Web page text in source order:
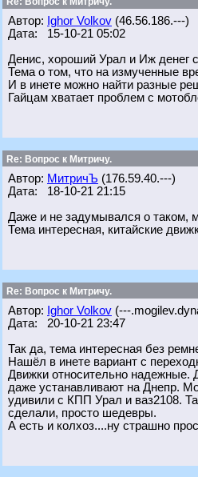
Автор: Ighor Volkov (46.56.186.---)
Дата: 15-10-21 05:02
Денис, хороший Урал и Иж денег
Тема о том, что на измученные
И в инете можно найти разные
Гайцам хватает проблем с
Re: Вопрос к Митричу.
Автор: МитричЪ (176.59.40.---)
Дата: 18-10-21 21:15
Даже и не задумывался о таком,
Тема интересная, китайские
Re: Вопрос к Митричу.
Автор: Ighor Volkov (---
Дата: 20-10-21 23:47
Так да, тема интересная без
Нашёл в инете вариант с
Движки относительно надежные.
даже устанавливают на Днепр.
удивили с КПП Урал и ваз2108.
сделали, просто шедевры.
А есть и колхоз....ну страшно